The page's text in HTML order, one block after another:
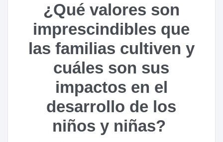
¿Qué valores son
imprescindibles que
las familias cultiven y
cuáles son sus
impactos en el
desarrollo de los
niños y niñas?